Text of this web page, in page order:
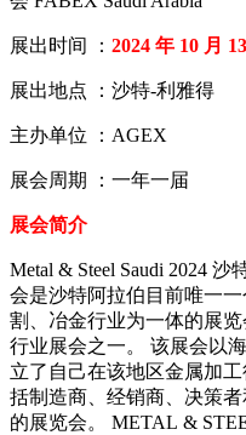
展出时间 ： 2024 年 10 月
展出地点 ：沙特-利雅得
主办单位 ：AGEX
展会周期 ：一年一届
展会简介
Metal & Steel Saudi 2024
会是沙特阿拉伯目前唯一
割、冶金行业为一体的展
行业展会之一。 该展会以
立了自己在该地区金属加
括制造商、经销商、决策
的展览会。 METAL &